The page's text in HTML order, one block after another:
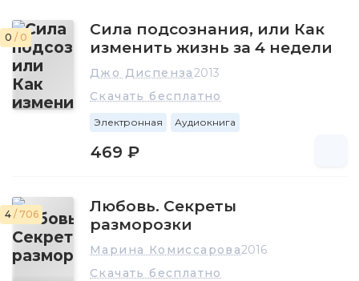
0 / 0
Сила подсознания, или Как
изменить жизнь за 4 недели
Джо Диспенза2013
Скачать бесплатно
Электронная Аудиокнига
469 ₽
4 / 706
Любовь. Секреты
разморозки
Марина Комиссарова2016
Скачать бесплатно